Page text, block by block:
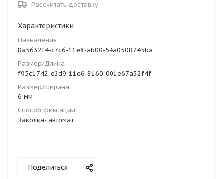
Рассчитать доставку
Характеристики
Назначение
8a5632f4-c7c6-11e8-ab00-54a0508745ba
Размер/Длина
f95c1742-e2d9-11e6-8160-001e67a32f4f
Размер/Ширина
6 мм
Способ фиксации
Заколка- автомат
Поделиться